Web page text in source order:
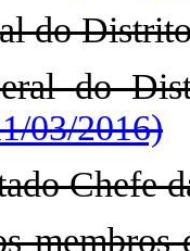
do
do
03/2016)
Chefe